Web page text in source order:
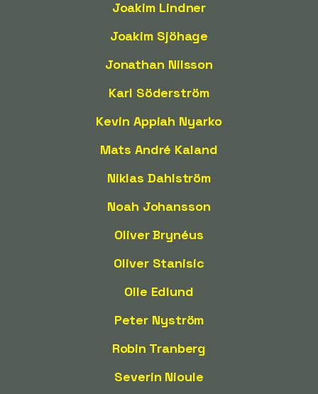
Joakim Lindner
Joakim Sjöhage
Jonathan Nilsson
Karl Söderström
Kevin Appiah Nyarko
Mats André Kaland
Niklas Dahlström
Noah Johansson
Oliver Brynéus
Oliver Stanisic
Olle Edlund
Peter Nyström
Robin Tranberg
Severin Nioule